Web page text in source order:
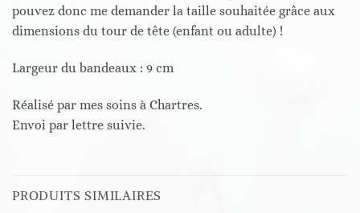
pouvez donc me demander la taille souhaitée grâce aux
dimensions du tour de tête (enfant ou adulte) !
Largeur du bandeaux : 9 cm
Réalisé par mes soins à Chartres.
Envoi par lettre suivie.
PRODUITS SIMILAIRES